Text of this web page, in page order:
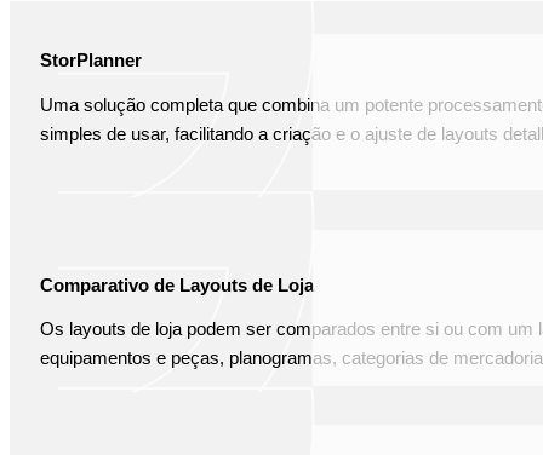
StorPlanner
Uma solução completa que combina um potente
simples de usar, facilitando a criação e o ajuste de layouts
Comparativo de Layouts de Loja
Os layouts de loja podem ser comparados entre si ou com um
equipamentos e peças, planogramas, categorias de